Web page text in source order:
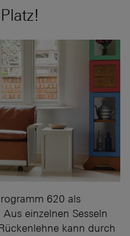
620 als
einzelnen Sesseln
kann durch